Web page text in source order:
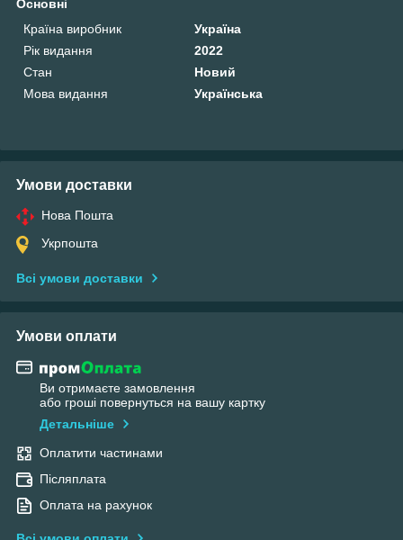
Основні
Країна виробник
Україна
Рік видання
2022
Стан
Новий
Мова видання
Українська
Умови доставки
Нова Пошта
Укрпошта
Всі умови доставки
Умови оплати
Ви отримаєте замовлення
або гроші повернуться на вашу картку
Детальніше
Оплатити частинами
Післяплата
Оплата на рахунок